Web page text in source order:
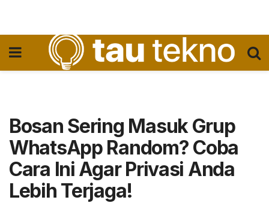
Bosan Sering Masuk Grup
WhatsApp Random? Coba
Cara Ini Agar Privasi Anda
Lebih Terjaga!